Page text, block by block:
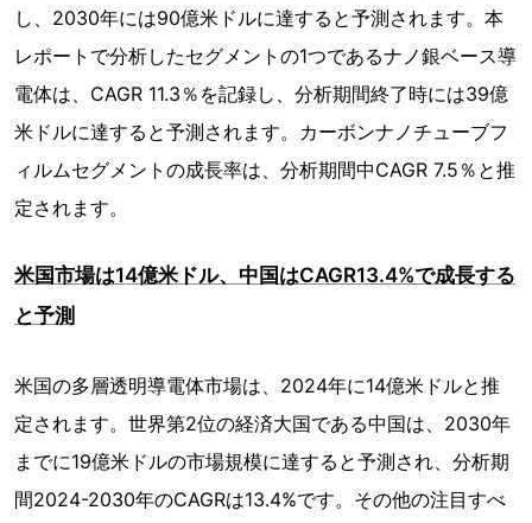
し、2030年には90億米ドルに達すると予測されます。本
レポートで分析したセグメントの1つであるナノ銀ベース導
電体は、CAGR 11.3％を記録し、分析期間終了時には39億
米ドルに達すると予測されます。カーボンナノチューブフ
ィルムセグメントの成長率は、分析期間中CAGR 7.5％と推
定されます。
米国市場は14億米ドル、中国はCAGR13.4%で成長する
と予測
米国の多層透明導電体市場は、2024年に14億米ドルと推
定されます。世界第2位の経済大国である中国は、2030年
までに19億米ドルの市場規模に達すると予測され、分析期
間2024-2030年のCAGRは13.4%です。その他の注目すべ